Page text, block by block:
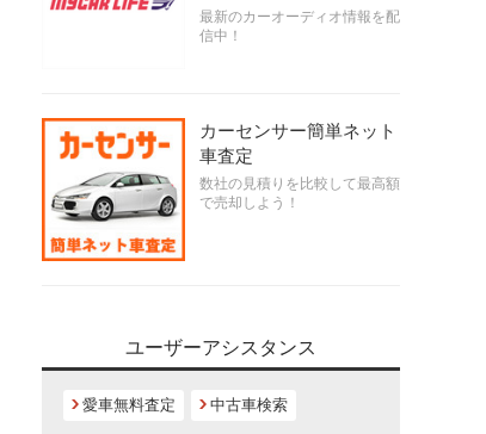
最新のカーオーディオ情報を配
信中！
カーセンサー簡単ネット
車査定
数社の見積りを比較して最高額
で売却しよう！
ユーザーアシスタンス
愛車無料査定 中古車検索